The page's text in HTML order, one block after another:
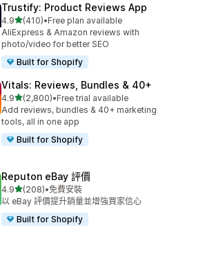
Trustify: Product Reviews App
4.9滿分 5 顆星
(410)
共有 410 則評價
•Free plan available
AliExpress & Amazon reviews with
photo/video for better SEO
Built for Shopify
Vitals: Reviews, Bundles & 40+
4.9滿分 5 顆星
(2,800)
共有 2800 則評價
•Free trial available
Add reviews, bundles & 40+ marketing
tools, all in one app
Built for Shopify
Reputon eBay 評價
4.9滿分 5 顆星
(208)
共有 208 則評價
•免費安裝
以 eBay 評價提升銷量並增強買家信心
Built for Shopify